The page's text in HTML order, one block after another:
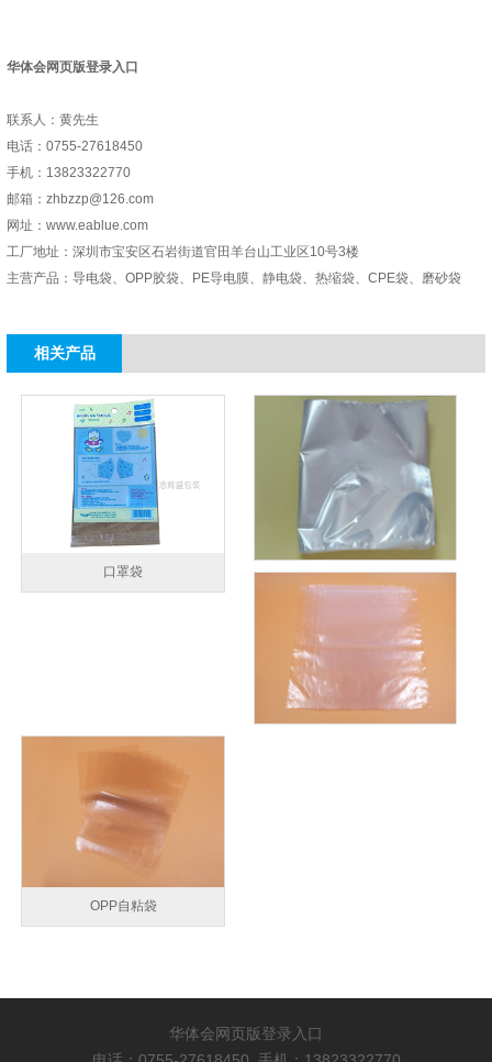
华体会网页版登录入口
联系人：黄先生
电话：0755-27618450
手机：13823322770
邮箱：zhbzzp@126.com
网址：www.eablue.com
工厂地址：深圳市宝安区石岩街道官田羊台山工业区10号3楼
主营产品：导电袋、OPP胶袋、PE导电膜、静电袋、热缩袋、CPE袋、磨砂袋
相关产品
口罩袋
OPP自粘袋
华体会网页版登录入口